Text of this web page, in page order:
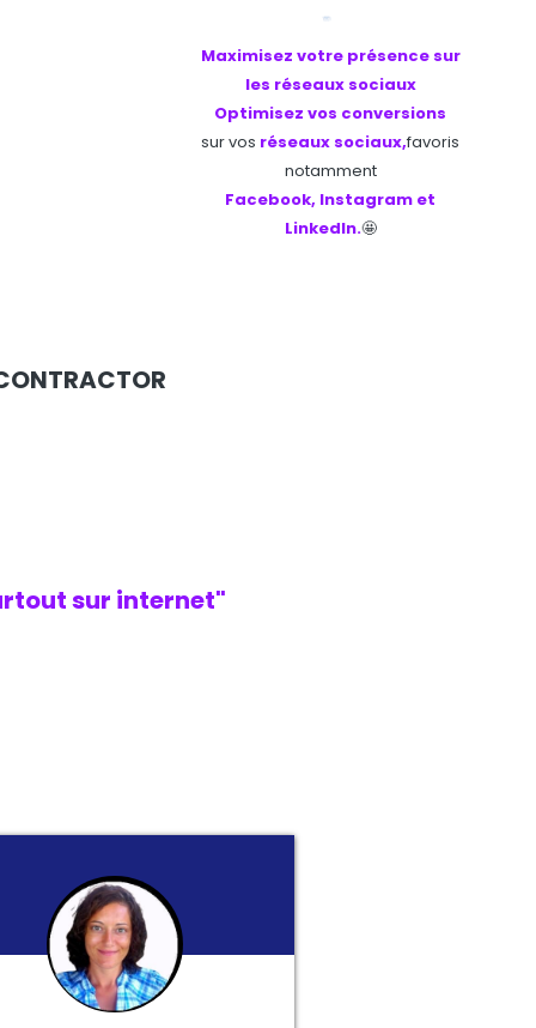
Maximisez votre présence sur
les réseaux sociaux
Optimisez vos conversions
sur vos réseaux sociaux,favoris
notamment
Facebook, Instagram et
LinkedIn.🤩
sur internet"